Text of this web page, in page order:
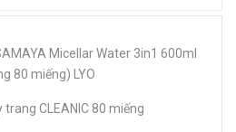
Micellar Water 3in1 600ml
80 miếng) LYO
CLEANIC 80 miếng